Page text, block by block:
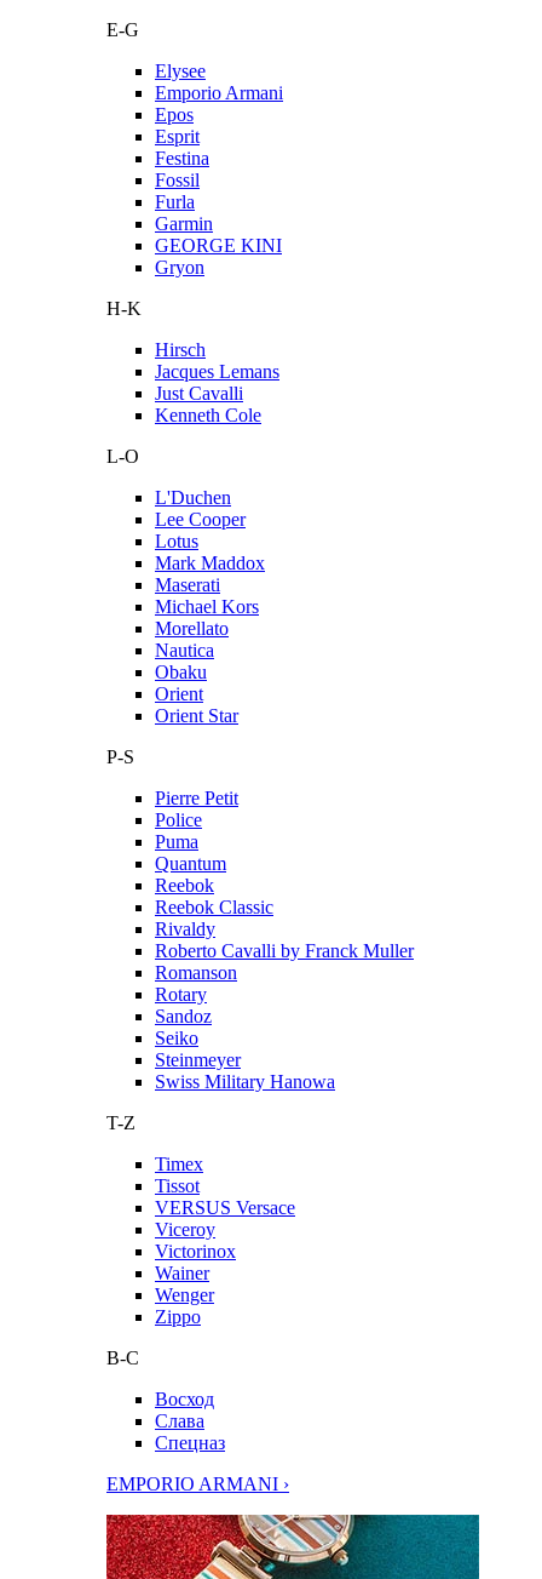
E-G
Elysee
Emporio Armani
Epos
Esprit
Festina
Fossil
Furla
Garmin
GEORGE KINI
Gryon
H-K
Hirsch
Jacques Lemans
Just Cavalli
Kenneth Cole
L-O
L'Duchen
Lee Cooper
Lotus
Mark Maddox
Maserati
Michael Kors
Morellato
Nautica
Obaku
Orient
Orient Star
P-S
Pierre Petit
Police
Puma
Quantum
Reebok
Reebok Classic
Rivaldy
Roberto Cavalli by Franck Muller
Romanson
Rotary
Sandoz
Seiko
Steinmeyer
Swiss Military Hanowa
T-Z
Timex
Tissot
VERSUS Versace
Viceroy
Victorinox
Wainer
Wenger
Zippo
В-С
Восход
Слава
Спецназ
EMPORIO ARMANI ›